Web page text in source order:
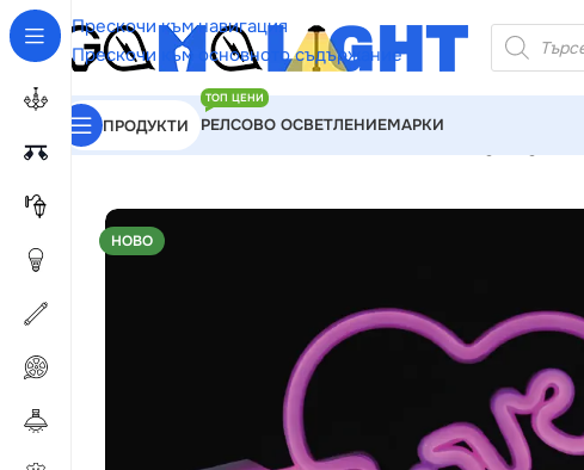
Прескочи към навигация
Прескочи към основното съдържание
ХЕЙ
ПРОДУКТИ РЕЛСОВО ОСВЕТЛЕНИЕ
ТОП ЦЕНИ
МАРКИ
GAMALIGHT
НОВО